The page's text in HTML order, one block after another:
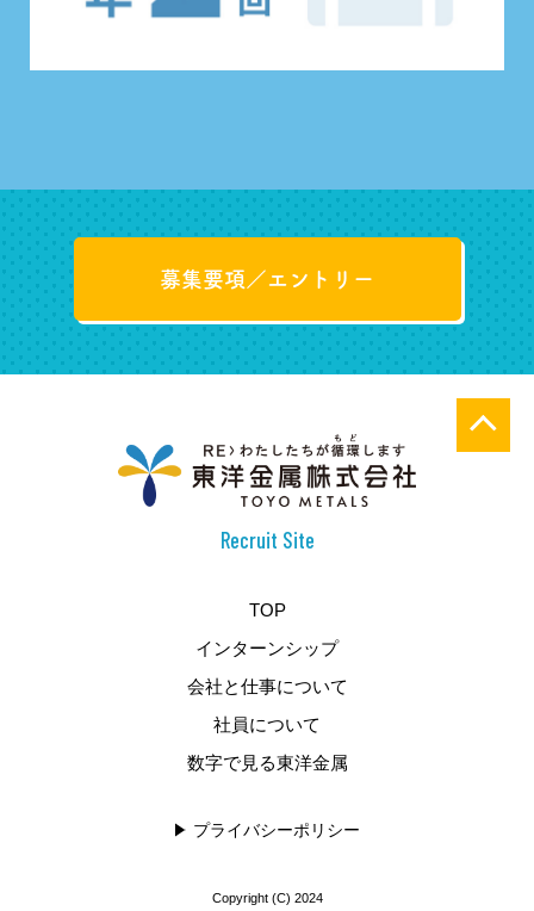
募集要項／エントリー
Recruit Site
TOP
インターンシップ
会社と仕事について
社員について
数字で見る東洋金属
プライバシーポリシー
Copyright (C) 2024